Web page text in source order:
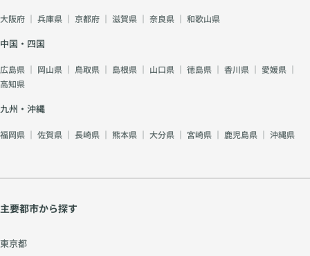
大阪府 ｜ 兵庫県 ｜ 京都府 ｜ 滋賀県 ｜ 奈良県 ｜ 和歌山県
中国・四国
広島県 ｜ 岡山県 ｜ 鳥取県 ｜ 島根県 ｜ 山口県 ｜ 徳島県 ｜ 香川県 ｜ 愛媛県 ｜
高知県
九州・沖縄
福岡県 ｜ 佐賀県 ｜ 長崎県 ｜ 熊本県 ｜ 大分県 ｜ 宮崎県 ｜ 鹿児島県 ｜ 沖縄県
主要都市から探す
東京都